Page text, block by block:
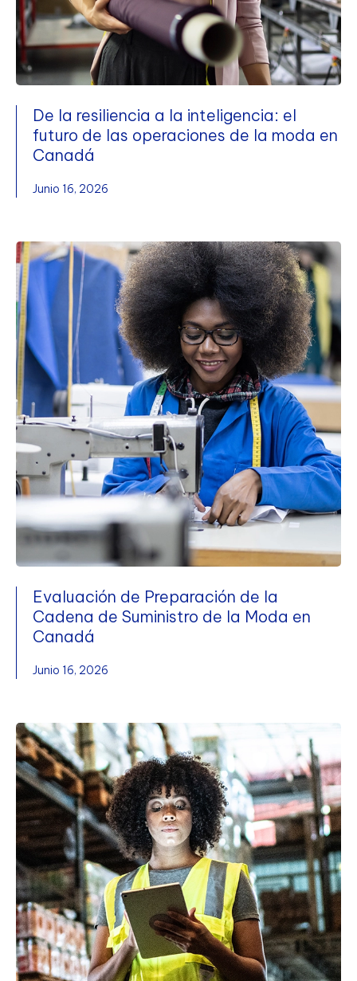
De la resiliencia a la inteligencia: el
futuro de las operaciones de la moda en
Canadá
Junio 16, 2026
Evaluación de Preparación de la
Cadena de Suministro de la Moda en
Canadá
Junio 16, 2026